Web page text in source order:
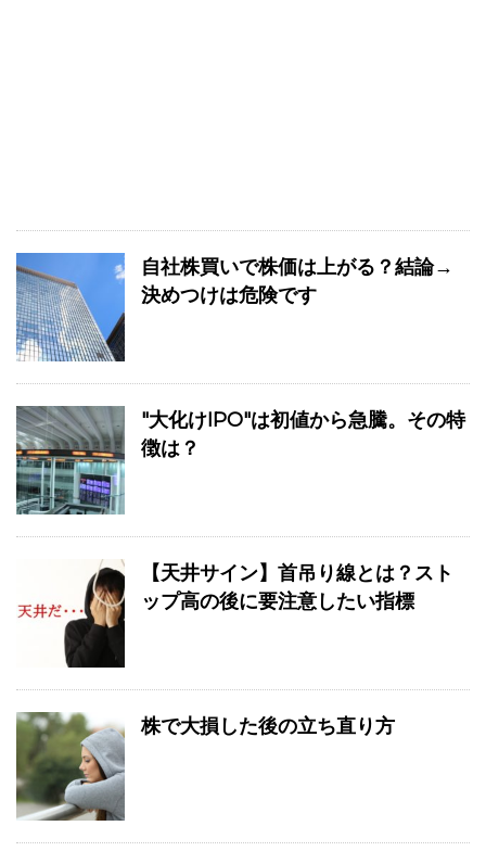
自社株買いで株価は上がる？結論→
決めつけは危険です
"大化けIPO"は初値から急騰。その特
徴は？
【天井サイン】首吊り線とは？スト
ップ高の後に要注意したい指標
株で大損した後の立ち直り方